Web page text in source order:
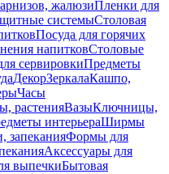
жалюзиПленки для
системыСтоловая
Посуда для горячих
напитковСтоловые
сервировкиПредметы
ДекорЗеркалаКашпо,
Часы
растенияВазыКлючницы,
интерьераШирмы
запеканияФормы для
Аксессуары для
выпечкиБытовая